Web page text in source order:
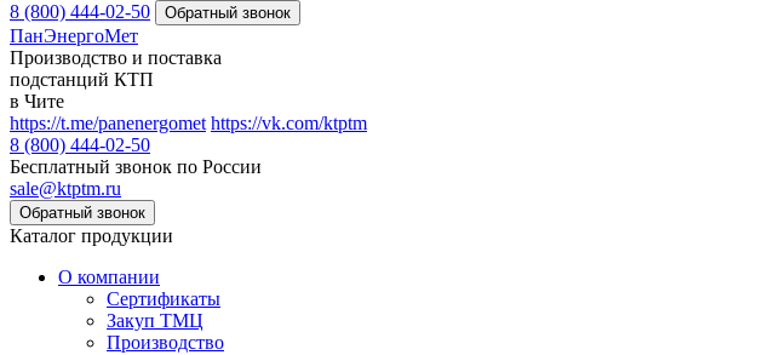
8 (800) 444-02-50
ПанЭнергоМет
Производство и поставка
подстанций КТП
в Чите
https://t.me/panenergomet https://vk.com/ktptm
8 (800) 444-02-50
Бесплатный звонок по России
sale@ktptm.ru
Каталог продукции
О компании
Сертификаты
Закуп ТМЦ
Производство